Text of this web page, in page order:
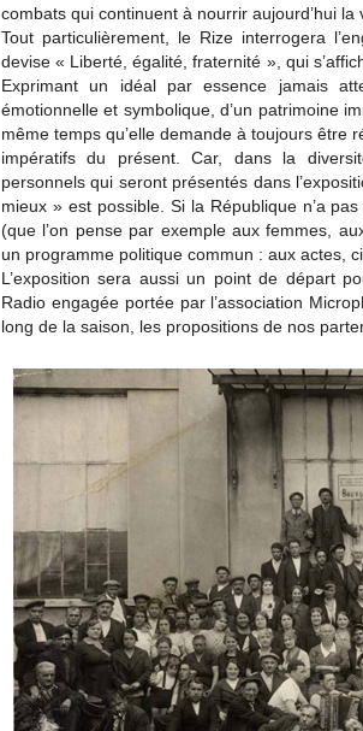
combats qui continuent à nourrir aujourd’hui la
Tout particulièrement, le Rize interrogera
devise « Liberté, égalité, fraternité », qui
Exprimant un idéal par essence jamais
émotionnelle et symbolique, d’un patrimoine
même temps qu’elle demande à toujours être
impératifs du présent. Car, dans la
personnels qui seront présentés dans
mieux » est possible. Si la République n’a
(que l’on pense par exemple aux femmes,
un programme politique commun : aux actes,
L’exposition sera aussi un point de départ
Radio engagée portée par l’association
long de la saison, les propositions de nos